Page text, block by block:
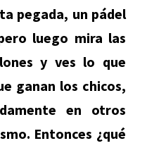
pegada, un pádel
luego mira las
y ves lo que
ganan los chicos,
en otros
Entonces ¿qué